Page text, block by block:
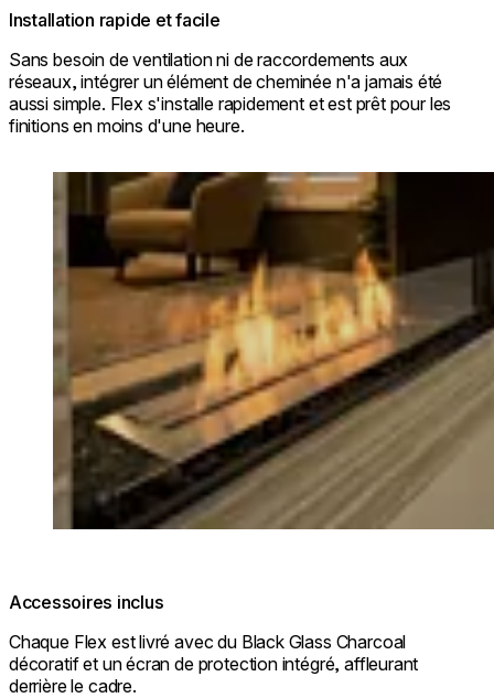
Installation rapide et facile
Sans besoin de ventilation ni de raccordements aux
réseaux, intégrer un élément de cheminée n'a jamais été
aussi simple. Flex s'installe rapidement et est prêt pour les
finitions en moins d'une heure.
Loading image...
Accessoires inclus
Chaque Flex est livré avec du Black Glass Charcoal
décoratif et un écran de protection intégré, affleurant
derrière le cadre.